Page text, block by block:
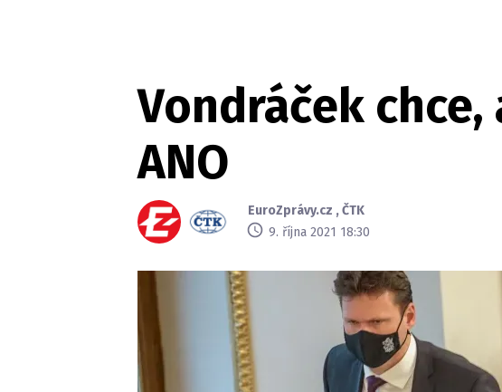
Vondráček
ANO
EuroZprávy.cz ,ČTK
9. října 2021 18:30